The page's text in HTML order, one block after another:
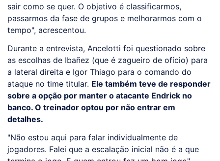
sair como se quer. O objetivo é classificarmos,
passarmos da fase de grupos e melhorarmos com o
tempo", acrescentou.
Durante a entrevista, Ancelotti foi questionado sobre
as escolhas de Ibañez (que é zagueiro de ofício) para
a lateral direita e Igor Thiago para o comando do
ataque no time titular. Ele também teve de responder
sobre a opção por manter o atacante Endrick no
banco. O treinador optou por não entrar em
detalhes.
"Não estou aqui para falar individualmente de
jogadores. Falei que a escalação inicial não é a que